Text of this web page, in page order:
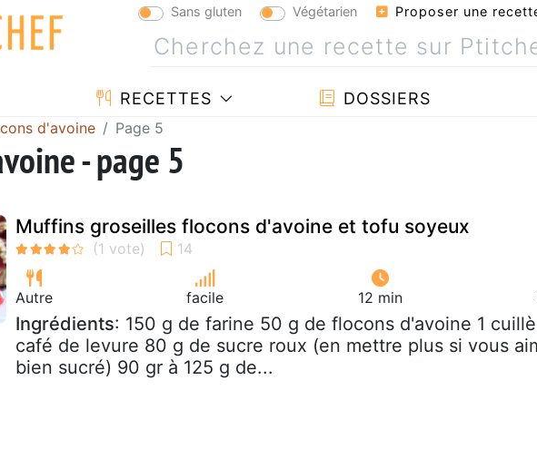
Sans gluten Végétarien Proposer une
RECETTES DOSSIERS
d'avoine Page 5
- page 5
Muffins groseilles flocons d'avoine et tofu soyeux
Autre facile 12 min
Ingrédients: 150 g de farine 50 g de flocons d'avoine 1
café de levure 80 g de sucre roux (en mettre plus si vous
bien sucré) 90 gr à 125 g de...